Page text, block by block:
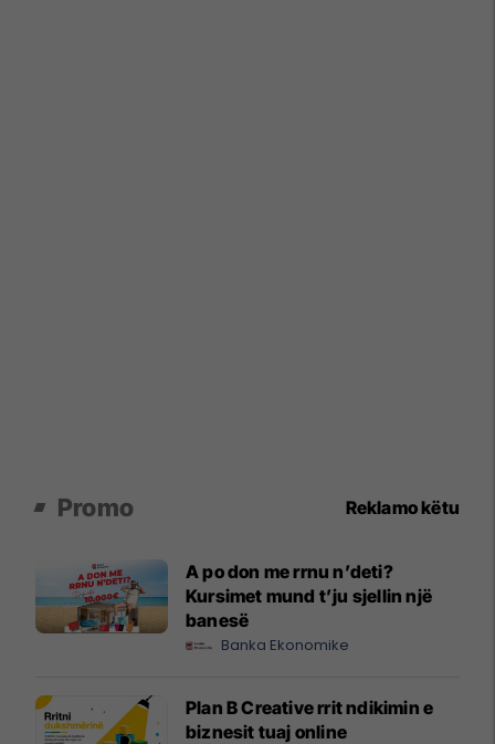
Promo Reklamo këtu
A po don me rrnu n’deti?
Kursimet mund t’ju sjellin një
banesë
Banka Ekonomike
Plan B Creative rrit ndikimin e
biznesit tuaj online